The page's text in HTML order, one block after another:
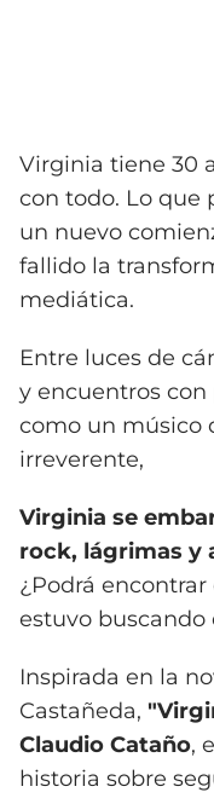
Virginia tiene 30
con todo. Lo que
un nuevo
fallido la
mediática.
Entre luces de
y encuentros
como un músico
irreverente,
Virginia se
rock, lágrimas y
¿Podrá
estuvo buscando
Inspirada en la
Castañeda,
Claudio Cataño,
historia sobre